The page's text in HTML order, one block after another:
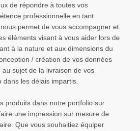
de répondre à toutes vos
professionnelle en tant
permet de vous accompagner et
éléments visant à vous aider lors de
à la nature et aux dimensions du
/ création de vos données
sujet de la livraison de vos
les délais impartis.
produits dans notre portfolio sur
une impression sur mesure de
Que vous souhaitiez équiper